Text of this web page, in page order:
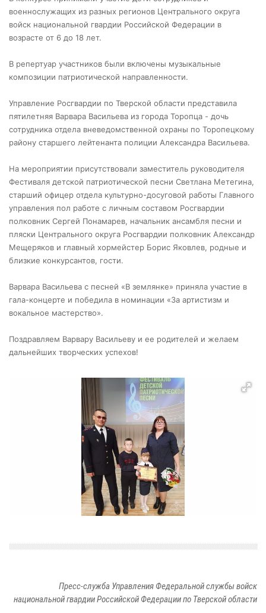
военнослужащих из разных регионов Центрального округа
войск национальной гвардии Российской Федерации в
возрасте от 6 до 18 лет.
В репертуар участников были включены музыкальные
композиции патриотической направленности.
Управление Росгвардии по Тверской области представила
пятилетняя Варвара Васильева из города Торопца - дочь
сотрудника отдела вневедомственной охраны по Торопецкому
району старшего лейтенанта полиции Александра Васильева.
На мероприятии присутствовали заместитель руководителя
Фестиваля детской патриотической песни Светлана Метегина,
старший офицер отдела культурно-досуговой работы Главного
управления пол работе с личным составом Росгвардии
полковник Сергей Понамарев, начальник ансамбля песни и
пляски Центрального округа Росгвардии полковник Александр
Мещеряков и главный хормейстер Борис Яковлев, родные и
близкие конкурсантов, гости.
Варвара Васильева с песней «В землянке» приняла участие в
гала-концерте и победила в номинации «За артистизм и
вокальное мастерство».
Поздравляем Варвару Васильеву и ее родителей и желаем
дальнейших творческих успехов!
Пресс-служба Управления Федеральной службы войск
национальной гвардии Российской Федерации по Тверской области